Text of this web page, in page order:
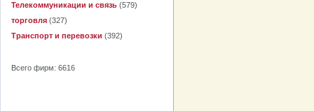
Телекоммуникации и связь (579)
торговля (327)
Транспорт и перевозки (392)
Всего фирм: 6616